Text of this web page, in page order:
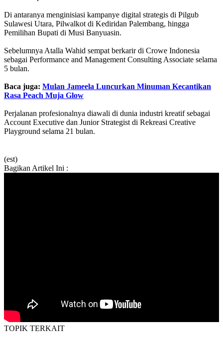
Di antaranya menginisiasi kampanye digital strategis di Pilgub
Sulawesi Utara, Pilwalkot di Kediridan Palembang, hingga
Pemilihan Bupati di Musi Banyuasin.
Sebelumnya Atalla Wahid sempat berkarir di Crowe Indonesia
sebagai Performance and Management Consulting Associate selama
5 bulan.
Baca juga: Mulan Jameela Luncurkan Minuman Kecantikan
Rasa Peach Muja Glow
Perjalanan profesionalnya diawali di dunia industri kreatif sebagai
Account Executive dan Junior Strategist di Rekreasi Creative
Playground selama 21 bulan.
(est)
Bagikan Artikel Ini :
TOPIK TERKAIT